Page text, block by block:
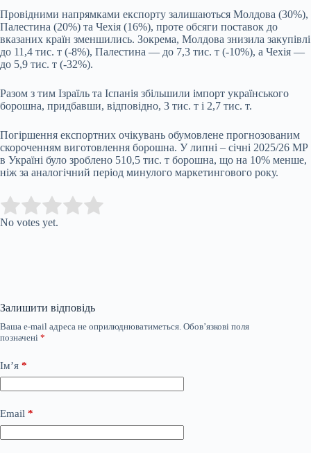
Провідними напрямками експорту залишаються Молдова (30%),
Палестина (20%) та Чехія (16%), проте обсяги поставок до
вказаних країн зменшились. Зокрема, Молдова знизила закупівлі
до 11,4 тис. т (-8%), Палестина — до 7,3 тис. т (-10%), а Чехія —
до 5,9 тис. т (-32%).
Разом з тим Ізраїль та Іспанія збільшили імпорт українського
борошна, придбавши, відповідно, 3 тис. т і 2,7 тис. т.
Погіршення експортних очікувань обумовлене прогнозованим
скороченням виготовлення борошна. У липні – січні 2025/26 МР
в Україні було зроблено 510,5 тис. т борошна, що на 10% менше,
ніж за аналогічний період минулого маркетингового року.
Rate this item:
No votes yet.
Залишити відповідь
Ваша e-mail адреса не оприлюднюватиметься. Обов’язкові поля
позначені *
Ім’я *
Email *